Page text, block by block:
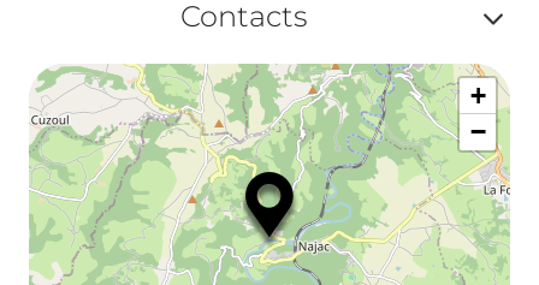
ou
et
Contacts
ou
+
−